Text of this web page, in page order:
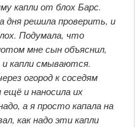
капли от блох Барс.
дня решила проверить, и
Подумала, что
мне сын объяснил,
капли смываются.
огород к соседям
и наносила их
а я просто капала на
как надо эти капли